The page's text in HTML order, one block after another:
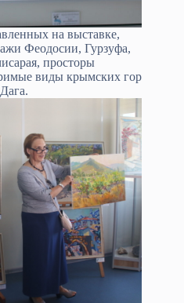
на выставке,
Феодосии, Гурзуфа,
просторы
виды крымских гор